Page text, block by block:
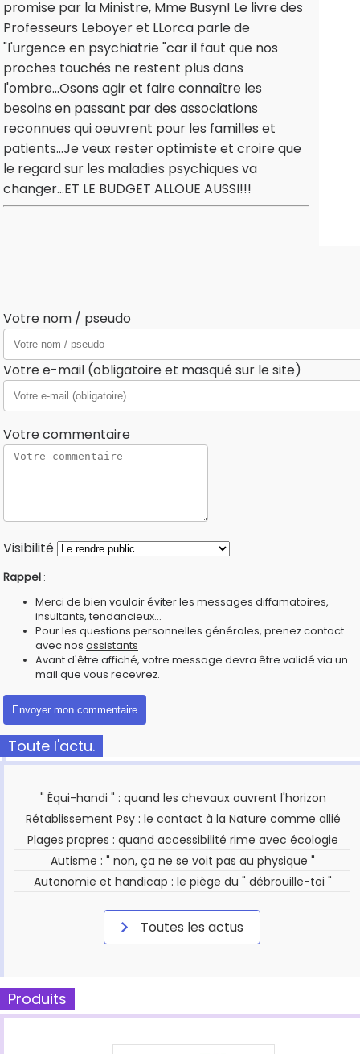
promise par la Ministre, Mme Busyn! Le livre des
Professeurs Leboyer et LLorca parle de
"l'urgence en psychiatrie "car il faut que nos
proches touchés ne restent plus dans
l'ombre...Osons agir et faire connaître les
besoins en passant par des associations
reconnues qui oeuvrent pour les familles et
patients...Je veux rester optimiste et croire que
le regard sur les maladies psychiques va
changer...ET LE BUDGET ALLOUE AUSSI!!!
Votre nom / pseudo
Votre e-mail (obligatoire et masqué sur le site)
Votre commentaire
Visibilité
Rappel :
Merci de bien vouloir éviter les messages diffamatoires,
insultants, tendancieux...
Pour les questions personnelles générales, prenez contact
avec nos assistants
Avant d'être affiché, votre message devra être validé via un
mail que vous recevrez.
Toute l'actu.
" Équi-handi " : quand les chevaux ouvrent l'horizon
Rétablissement Psy : le contact à la Nature comme allié
Plages propres : quand accessibilité rime avec écologie
Autisme : " non, ça ne se voit pas au physique "
Autonomie et handicap : le piège du " débrouille-toi "
Toutes les actus
Produits